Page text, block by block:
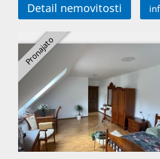
Detail nemovitosti